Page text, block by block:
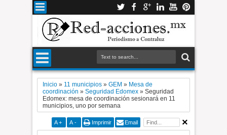
Inicio » 11 municipios »GEM » Mesa de
coordinación »Seguridad Edomex »Seguridad
Edomex: mesa de coordinación sesionará en 11
municipios, uno por semana
A + A - Imprimir Email